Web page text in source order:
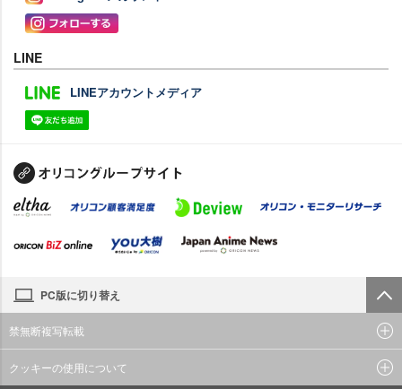
LINE
LINEアカウントメディア
PC版に切り替え
禁無断複写転載
クッキーの使用について